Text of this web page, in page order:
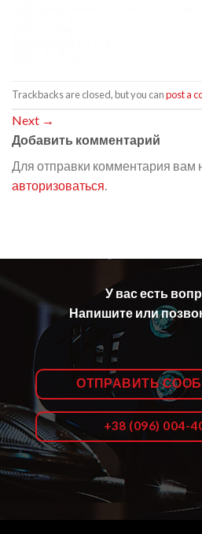
Trackbacks are closed, but you canpost a
Next →
Добавить комментарий
Для отправки комментария вам
авторизоваться.
У вас есть
Напишите или
ОТПРАВИТЬ
+38 (096) 004-